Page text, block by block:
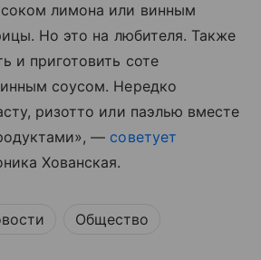
лимона или винным
Но это на любителя. Также
и приготовить соте
соусом. Нередко
ризотто или паэлью вместе
— советует
Хованская.
Общество